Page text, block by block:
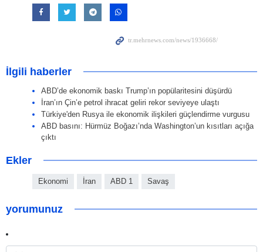
İlgili haberler
ABD’de ekonomik baskı Trump’ın popülaritesini düşürdü
İran’ın Çin’e petrol ihracat geliri rekor seviyeye ulaştı
Türkiye'den Rusya ile ekonomik ilişkileri güçlendirme vurgusu
ABD basını: Hürmüz Boğazı’nda Washington’un kısıtları açığa
çıktı
Ekler
Ekonomi İran ABD 1 Savaş
yorumunuz